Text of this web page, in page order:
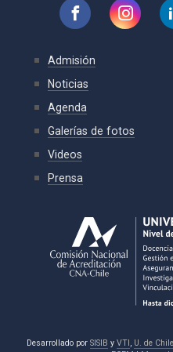
Admisión
Noticias
Agenda
Galerías de fotos
Videos
Prensa
Desarrollado por SISIB y VTI, U. de Chile